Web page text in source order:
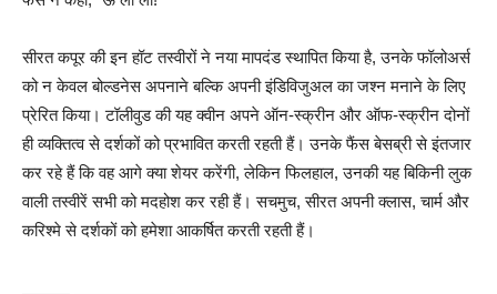
सीरत कपूर की इन हॉट तस्वीरों ने नया मापदंड स्थापित किया है, उनके फॉलोअर्स
को न केवल बोल्डनेस अपनाने बल्कि अपनी इंडिविजुअल का जश्न मनाने के लिए
प्रेरित किया। टॉलीवुड की यह क्वीन अपने ऑन-स्क्रीन और ऑफ-स्क्रीन दोनों
ही व्यक्तित्व से दर्शकों को प्रभावित करती रहती हैं। उनके फैंस बेसब्री से इंतजार
कर रहे हैं कि वह आगे क्या शेयर करेंगी, लेकिन फिलहाल, उनकी यह बिकिनी लुक
वाली तस्वीरें सभी को मदहोश कर रही हैं। सचमुच, सीरत अपनी क्लास, चार्म और
करिश्मे से दर्शकों को हमेशा आकर्षित करती रहती हैं।